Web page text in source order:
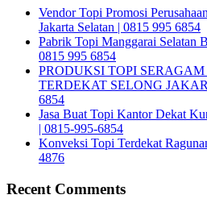
Vendor Topi Promosi
Jakarta Selatan | 0815 995 6854
Pabrik Topi Manggarai Selatan
0815 995 6854
PRODUKSI TOPI
TERDEKAT SELONG
6854
Jasa Buat Topi Kantor Dekat
| 0815-995-6854
Konveksi Topi Terdekat
4876
Recent Comments